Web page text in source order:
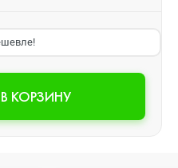
КОРЗИНУ